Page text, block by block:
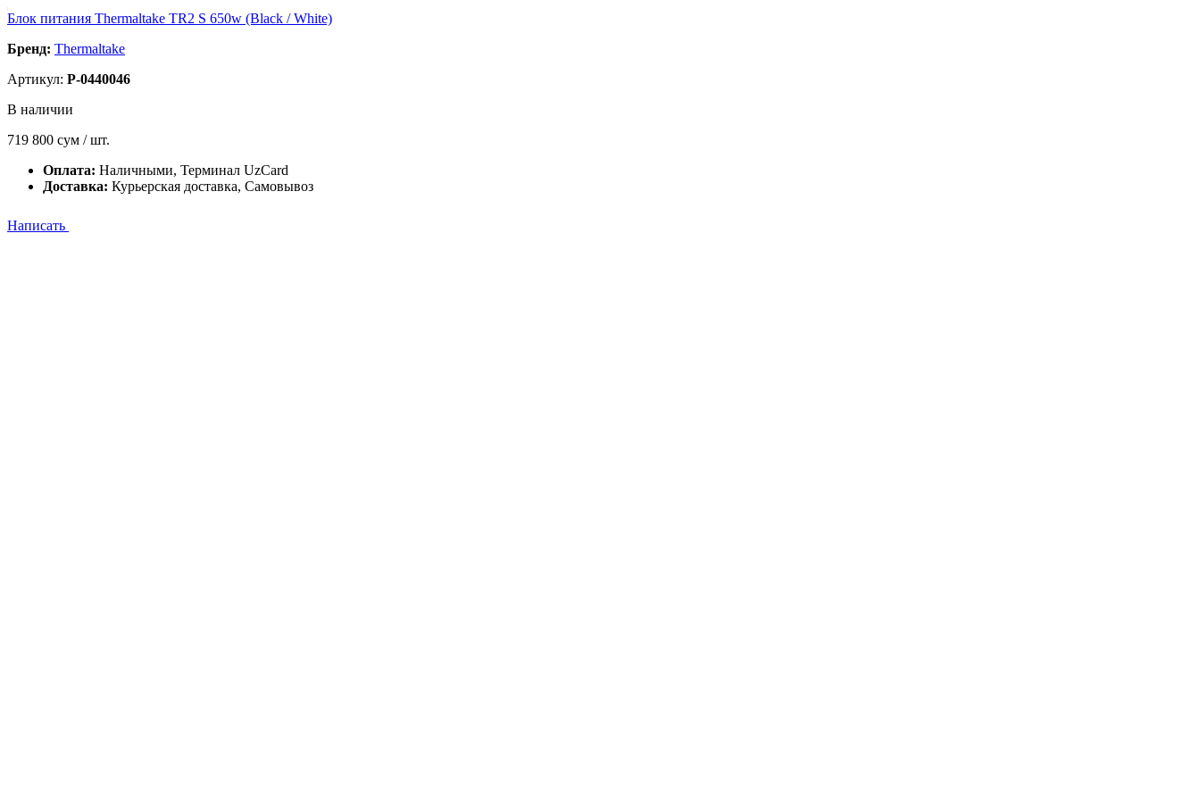
Блок питания Thermaltake TR2 S 650w (Black / White)
Бренд: Thermaltake
Артикул: P-0440046
В наличии
719 800 сум / шт.
Оплата: Наличными, Терминал UzCard
Доставка: Курьерская доставка, Самовывоз
Написать